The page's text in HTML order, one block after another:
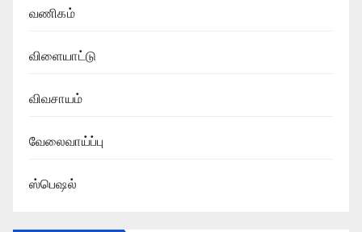
வணிகம்
விளையாட்டு
விவசாயம்
வேலைவாய்ப்பு
ஸ்பெஷல்